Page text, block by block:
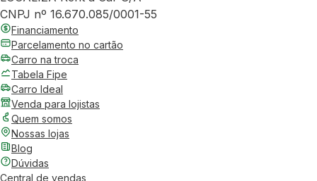
CNPJ nº 16.670.085/0001-55
Financiamento
Parcelamento no cartão
Carro na troca
Tabela Fipe
Carro Ideal
Venda para lojistas
Quem somos
Nossas lojas
Blog
Dúvidas
Central de vendas